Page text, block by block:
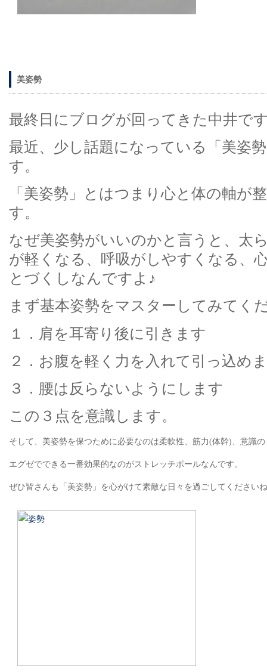
美姿勢
最終日にブログが回ってきた中井で
最近、少し話題になっている「美姿
す。
「美姿勢」とはつまり心と体の軸が
す。
なぜ美姿勢がいいのかと言うと、太
が軽くなる、呼吸がしやすくなる、
とづくしなんですよ♪
まず基本姿勢をマスターしてみてく
１．肩を耳寄り後に引きます
２．お腹を軽く力を入れて引っ込め
３．腰は反らないようにします
この３点を意識します。
そして、美姿勢を保つために必要なのは柔軟性、筋力(体幹)、意識
エグゼでできる一番効果的なのがストレッチポールなんです。
ぜひ皆さんも「美姿勢」を心がけて素敵な日々を過ごしてください